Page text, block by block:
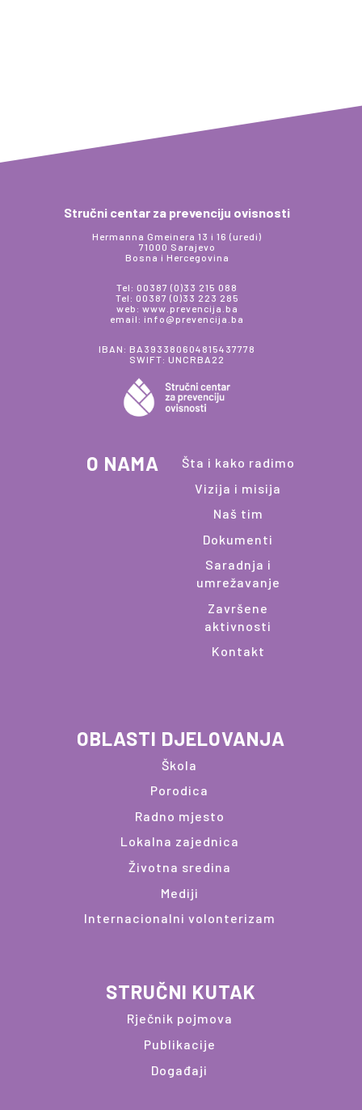
Stručni centar za prevenciju ovisnosti
Hermanna Gmeinera 13 i 16 (uredi)
71000 Sarajevo
Bosna i Hercegovina
Tel: 00387 (0)33 215 088
Tel: 00387 (0)33 223 285
web: www.prevencija.ba
email: info@prevencija.ba
IBAN: BA393380604815437778
SWIFT: UNCRBA22
O NAMA
Šta i kako radimo
Vizija i misija
Naš tim
Dokumenti
Saradnja i
umrežavanje
Završene
aktivnosti
Kontakt
OBLASTI DJELOVANJA
Škola
Porodica
Radno mjesto
Lokalna zajednica
Životna sredina
Mediji
Internacionalni volonterizam
STRUČNI KUTAK
Rječnik pojmova
Publikacije
Događaji